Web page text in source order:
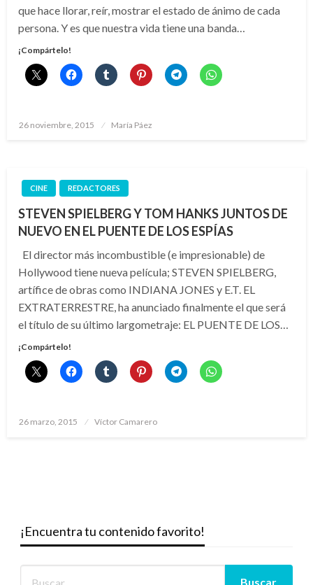
que hace llorar, reír, mostrar el estado de ánimo de cada
persona. Y es que nuestra vida tiene una banda…
¡Compártelo!
Publicado
26 noviembre, 2015 María Páez
CINE REDACTORES
STEVEN SPIELBERG Y TOM HANKS JUNTOS DE
NUEVO EN EL PUENTE DE LOS ESPÍAS
El director más incombustible (e impresionable) de
Hollywood tiene nueva película; STEVEN SPIELBERG,
artífice de obras como INDIANA JONES y E.T. EL
EXTRATERRESTRE, ha anunciado finalmente el que será
el título de su último largometraje: EL PUENTE DE LOS…
¡Compártelo!
Publicado
26 marzo, 2015 Víctor Camarero
¡Encuentra tu contenido favorito!